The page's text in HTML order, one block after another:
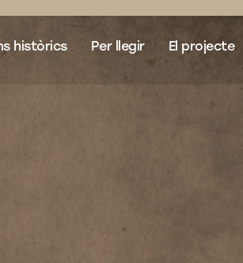
històrics Per llegir El projecte